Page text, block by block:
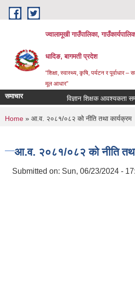
Skip to main content
ज्वालामूखी गाउँपालिका,
धादिङ, बागमती प्रदेश
“शिक्षा, स्वास्थ्य, कृषि, पर्यटन र पूर्वाधार –
मूल आधार”
समाचार विज्ञान शिक्षक आवश्यकता
You are here
Home » आ.व. २०८१/०८२ को नीति तथा कार्यक्रम
आ.व. २०८१/०८२ को नीति
Submitted on: Sun, 06/23/2024 -